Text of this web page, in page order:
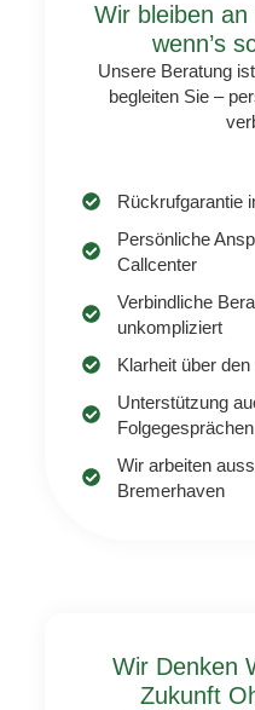
Wir bleiben
wenn’s
Unsere Beratung
begleiten Sie –
Rückrufgarantie
Persönliche
Callcenter
Verbindliche
unkompliziert
Klarheit über
Unterstützung
Folgegesprächen
Wir arbeiten
Bremerhaven
Wir Denken
Zukunft